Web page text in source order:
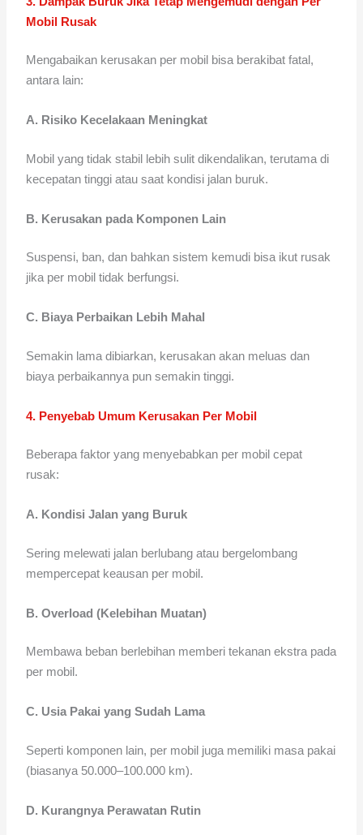
Mobil Rusak
Mengabaikan kerusakan per mobil bisa berakibat fatal,
antara lain:
A. Risiko Kecelakaan Meningkat
Mobil yang tidak stabil lebih sulit dikendalikan, terutama di
kecepatan tinggi atau saat kondisi jalan buruk.
B. Kerusakan pada Komponen Lain
Suspensi, ban, dan bahkan sistem kemudi bisa ikut rusak
jika per mobil tidak berfungsi.
C. Biaya Perbaikan Lebih Mahal
Semakin lama dibiarkan, kerusakan akan meluas dan
biaya perbaikannya pun semakin tinggi.
4. Penyebab Umum Kerusakan Per Mobil
Beberapa faktor yang menyebabkan per mobil cepat
rusak:
A. Kondisi Jalan yang Buruk
Sering melewati jalan berlubang atau bergelombang
mempercepat keausan per mobil.
B. Overload (Kelebihan Muatan)
Membawa beban berlebihan memberi tekanan ekstra pada
per mobil.
C. Usia Pakai yang Sudah Lama
Seperti komponen lain, per mobil juga memiliki masa pakai
(biasanya 50.000–100.000 km).
D. Kurangnya Perawatan Rutin